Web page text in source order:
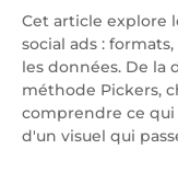
Cet article explore
social ads :
les données. De la
méthode Pickers,
comprendre ce
d'un visuel qui